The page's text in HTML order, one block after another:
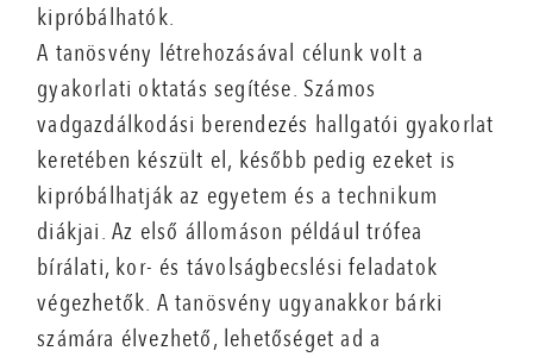
kipróbálhatók.
A tanösvény létrehozásával célunk volt a
gyakorlati oktatás segítése. Számos
vadgazdálkodási berendezés hallgatói gyakorlat
keretében készült el, később pedig ezeket is
kipróbálhatják az egyetem és a technikum
diákjai. Az első állomáson például trófea
bírálati, kor- és távolságbecslési feladatok
végezhetők. A tanösvény ugyanakkor bárki
számára élvezhető, lehetőséget ad a